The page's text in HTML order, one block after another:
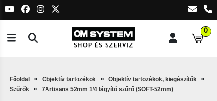
0
Főoldal Objektív tartozékok
Objektív tartozékok, kiegészítők
Szűrők
7Artisans 52mm 1/4 lágyító szűrő (SOFT-52mm)